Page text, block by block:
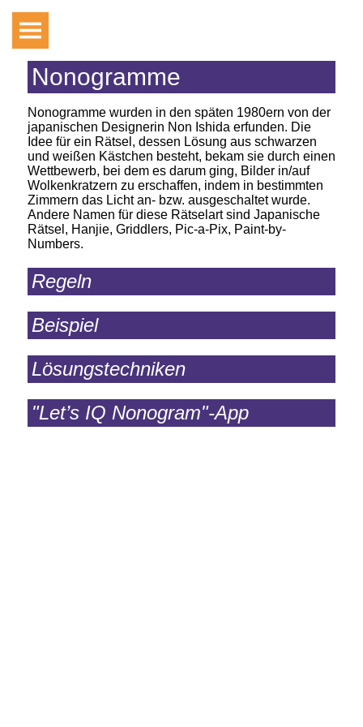
Nonogramme
Nonogramme wurden in den späten 1980ern von der
japanischen Designerin Non Ishida erfunden. Die
Idee für ein Rätsel, dessen Lösung aus schwarzen
und weißen Kästchen besteht, bekam sie durch einen
Wettbewerb, bei dem es darum ging, Bilder in/auf
Wolkenkratzern zu erschaffen, indem in bestimmten
Zimmern das Licht an- bzw. ausgeschaltet wurde.
Andere Namen für diese Rätselart sind Japanische
Rätsel, Hanjie, Griddlers, Pic-a-Pix, Paint-by-
Numbers.
Regeln
Beispiel
Lösungstechniken
"Let’s IQ Nonogram"-App